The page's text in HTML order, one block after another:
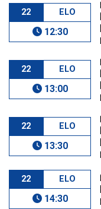
22 ELO
12:30
22 ELO
13:00
22 ELO
13:30
22 ELO
14:30